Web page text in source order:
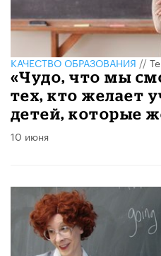
КАЧЕСТВО ОБРАЗОВАНИЯ//
«Чудо, что мы
тех, кто желает
детей, которые
10 июня